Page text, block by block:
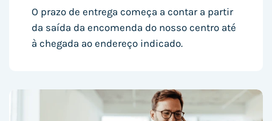
O prazo de entrega começa a contar a partir
da saída da encomenda do nosso centro até
à chegada ao endereço indicado.